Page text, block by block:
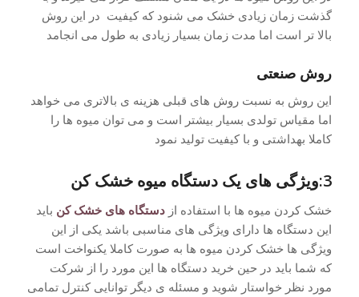
گذشت زمان زیادی خشک می شنود که کیفیت در این روش
بالا تر است اما مدت زمان بسیار زیادی به طول می انجامد
روش صنعتی
این روش به نسبت روش های قبلی هزینه ی بالاتری می خواهد
اما مقیاس تولدی بسیار بیشتر است و می توان میوه ها را
کاملا بهداشتی و با کیفیت تولید نمود
3:ویژگی های یک دستگاه میوه خشک کن
خشک کردن میوه ها با استفاده از دستگاه های خشک کن باید
این دستگاه ها دارای ویژگی های مناسبی باشد یکی از این
ویژگی ها خشک کردن میوه ها به صورت کاملا یکنواخت است
که شما باید در حین خرید دستگاه ها این مورد را از شرکت
مورد نظر خواستار شوید و مسئله ی دیگر توانایی کنترل تمامی